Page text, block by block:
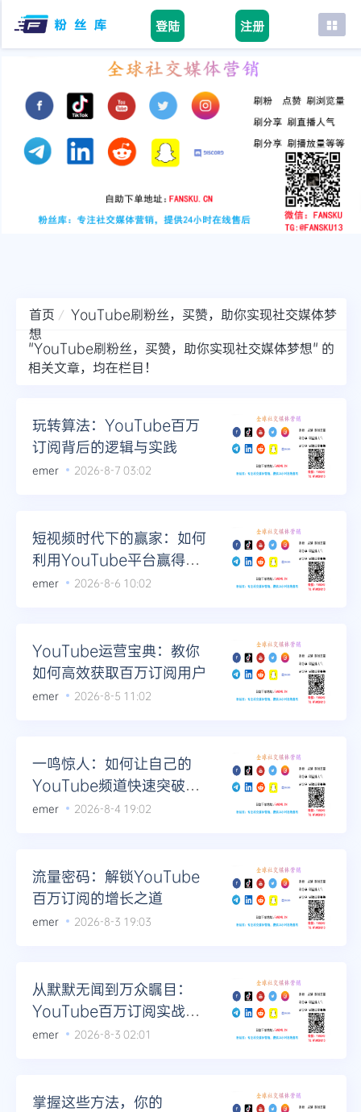
登陆 注册
首页
tiktok
youtube
instagram
首页
YouTube刷粉丝，买赞，助你实现社交媒体梦
想
"YouTube刷粉丝，买赞，助你实现社交媒体梦想" 的
相关文章，均在栏目！
玩转算法：YouTube百万
订阅背后的逻辑与实践
emer 2026-8-7 03:02
短视频时代下的赢家：如何
利用YouTube平台赢得百
万订阅
emer 2026-8-6 10:02
YouTube运营宝典：教你
如何高效获取百万订阅用户
emer 2026-8-5 11:02
一鸣惊人：如何让自己的
YouTube频道快速突破百
万大关
emer 2026-8-4 19:02
流量密码：解锁YouTube
百万订阅的增长之道
emer 2026-8-3 19:03
从默默无闻到万众瞩目：
YouTube百万订阅实战指
南
emer 2026-8-3 02:01
掌握这些方法，你的